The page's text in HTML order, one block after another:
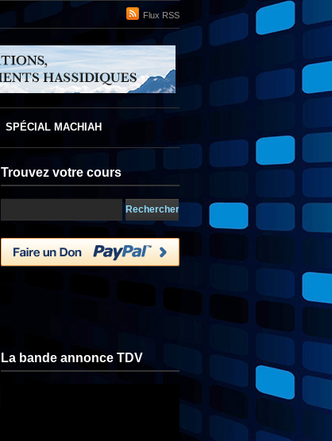
Flux RSS
SPÉCIAL MACHIAH
Trouvez votre cours
La bande annonce TDV